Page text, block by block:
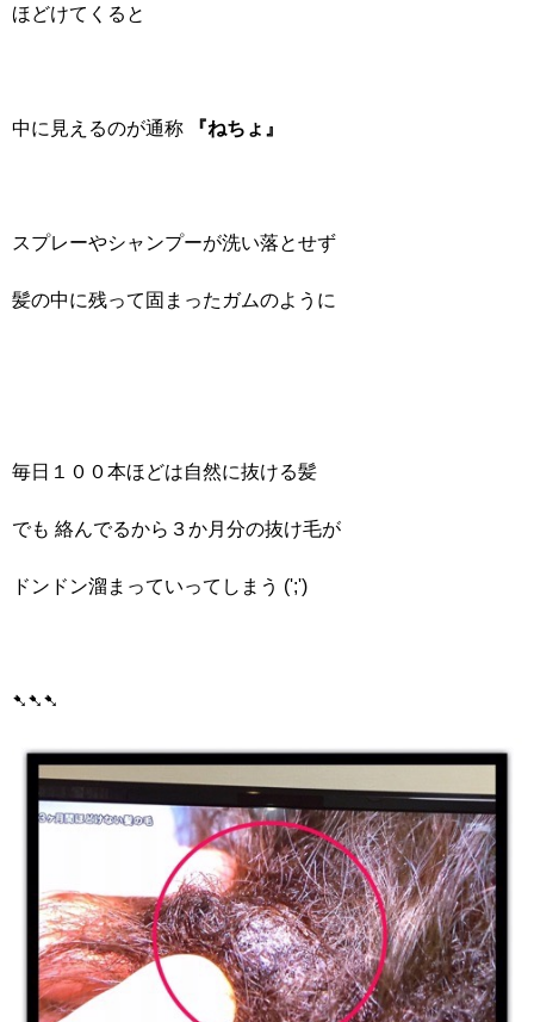
ほどけてくると
中に見えるのが通称 『ねちょ』
スプレーやシャンプーが洗い落とせず
髪の中に残って固まったガムのように
毎日１００本ほどは自然に抜ける髪
でも 絡んでるから３か月分の抜け毛が
ドンドン溜まっていってしまう (';')
➷➷➷